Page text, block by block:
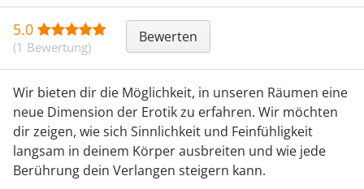
5.0
(1 Bewertung)
Bewerten
Wir bieten dir die Möglichkeit, in unseren Räumen eine
neue Dimension der Erotik zu erfahren. Wir möchten
dir zeigen, wie sich Sinnlichkeit und Feinfühligkeit
langsam in deinem Körper ausbreiten und wie jede
Berührung dein Verlangen steigern kann.